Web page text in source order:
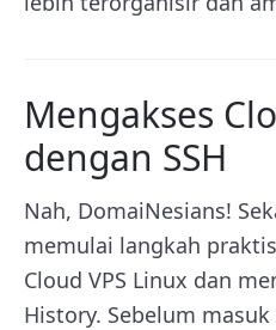
Mengakses
dengan SSH
Nah, DomaiNesians!
memulai langkah
Cloud VPS Linux dan
History. Sebelum